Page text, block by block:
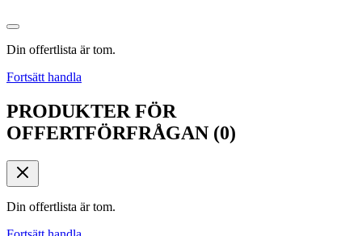
Din offertlista är tom.
Fortsätt handla
PRODUKTER FÖR
OFFERTFÖRFRÅGAN (0)
Din offertlista är tom.